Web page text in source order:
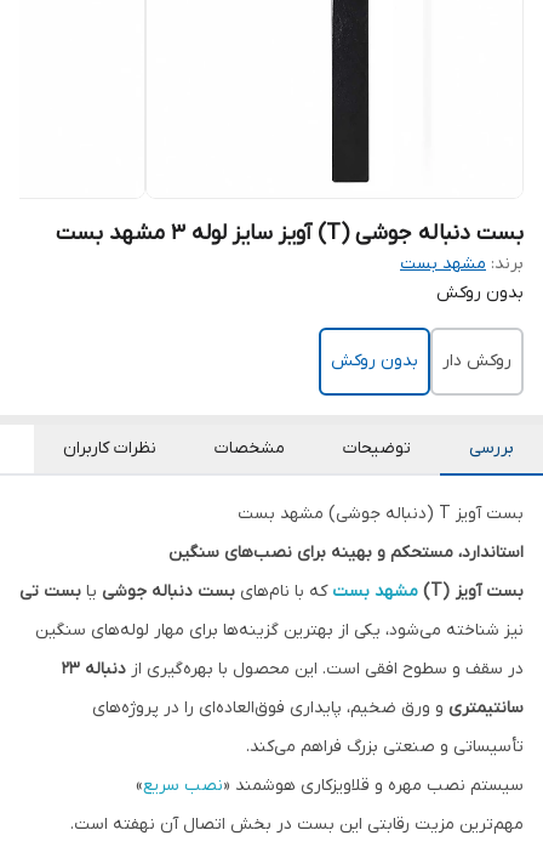
بست دنباله جوشی (T) آویز سایز لوله 3 مشهد بست
برند: مشهد بست
بدون روکش
روکش دار بدون روکش
بررسی توضیحات مشخصات نظرات کاربران
بست آویز T (دنباله جوشی) مشهد بست
استاندارد، مستحکم و بهینه برای نصب‌های سنگین
بست آویز (T)
مشهد بست که با نام‌های بست دنباله جوشی یا بست تی
نیز شناخته می‌شود، یکی از بهترین گزینه‌ها برای مهار لوله‌های سنگین
در سقف و سطوح افقی است. این محصول با بهره‌گیری از
دنباله ۲۳
سانتیمتری و ورق ضخیم، پایداری فوق‌العاده‌ای را در پروژه‌های
تأسیساتی و صنعتی بزرگ فراهم می‌کند.
سیستم نصب مهره و قلاویزکاری هوشمند «نصب سریع»
مهم‌ترین مزیت رقابتی این بست در بخش اتصال آن نهفته است.